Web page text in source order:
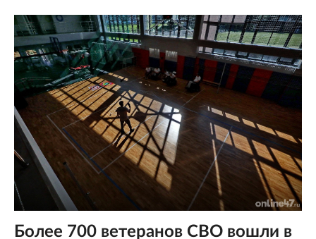
Более 700 ветеранов СВО вошли в